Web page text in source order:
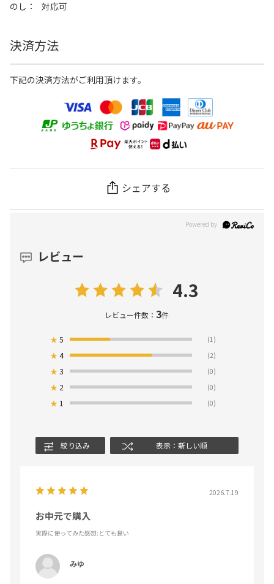
のし 対応可
決済方法
下記の決済方法がご利用頂けます。
シェアする
レビュー
4.3
レビュー件数：3件
★5 (1)
★4 (2)
★3 (0)
★ 2 (0)
★ 1 (0)
絞り込み 表示：新しい順
2026.7.19
お中元で購入
実際に使ってみた感想:とても良い
みゆ